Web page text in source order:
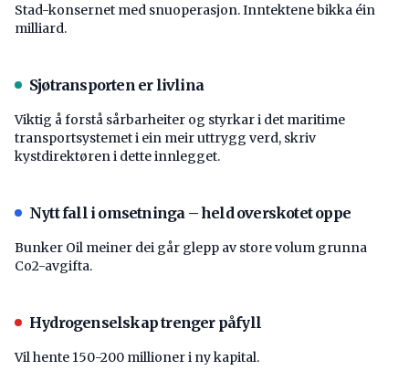
Stad-konsernet med snuoperasjon. Inntektene bikka éin
milliard.
Sjøtransporten er livlina
Viktig å forstå ­sårbarheiter og styrkar i det maritime
transport­systemet i ein meir uttrygg verd, skriv
kystdirektøren i dette innlegget.
Nytt fall i omsetninga – held overskotet oppe
Bunker Oil meiner dei går glepp av store volum grunna
Co2-avgifta.
Hydrogenselskap trenger påfyll
Vil hente 150-200 millioner i ny kapital.